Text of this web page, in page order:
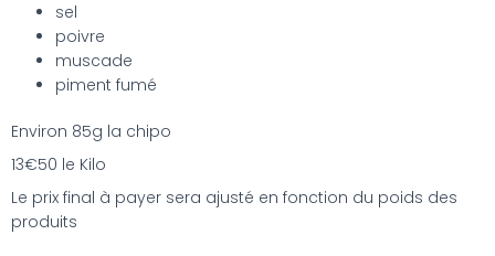
sel
poivre
muscade
piment fumé
Environ 85g la chipo
13€50 le Kilo
Le prix final à payer sera ajusté en fonction du poids des
produits